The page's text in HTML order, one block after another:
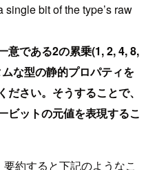
bit of the type’s raw
意である2の累乗(1, 2, 4, 8,
な型の静的プロパティを
さい。そうすることで、
ビットの元値を表現するこ
約すると下記のようなこ